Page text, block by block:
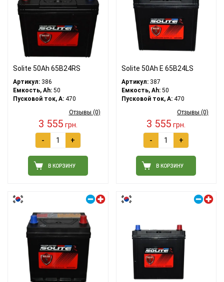
Solite 50Ah 65B24RS
Артикул: 386
Емкость, Ah: 50
Пусковой ток, A: 470
Отзывы (0)
3 555грн.
- +
В КОРЗИНУ
Solite 50Ah Е 65B24LS
Артикул:387
Емкость, Ah:50
Пусковой ток, A:470
Отзывы (0)
3 555 грн.
- +
В КОРЗИНУ